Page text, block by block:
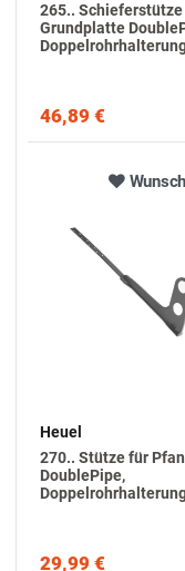
265..
Grundplatte
46,89 €
Heuel
270.. Stütze für
DoublePipe,
29,99 €